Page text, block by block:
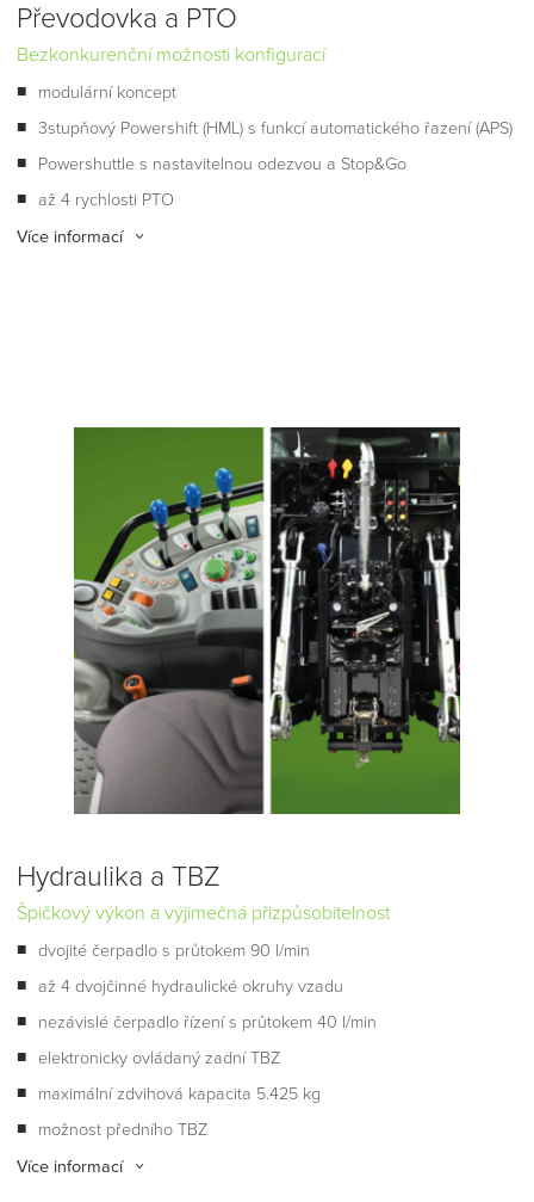
Převodovka a PTO
Bezkonkurenční možnosti konfigurací
modulární koncept
3stupňový Powershift (HML) s funkcí automatického řazení (APS)
Powershuttle s nastavitelnou odezvou a Stop&Go
až 4 rychlosti PTO
Více informací
Hydraulika a TBZ
Špičkový výkon a výjimečná přizpůsobitelnost
dvojité čerpadlo s průtokem 90 l/min
až 4 dvojčinné hydraulické okruhy vzadu
nezávislé čerpadlo řízení s průtokem 40 l/min
elektronicky ovládaný zadní TBZ
maximální zdvihová kapacita 5.425 kg
možnost předního TBZ
Více informací